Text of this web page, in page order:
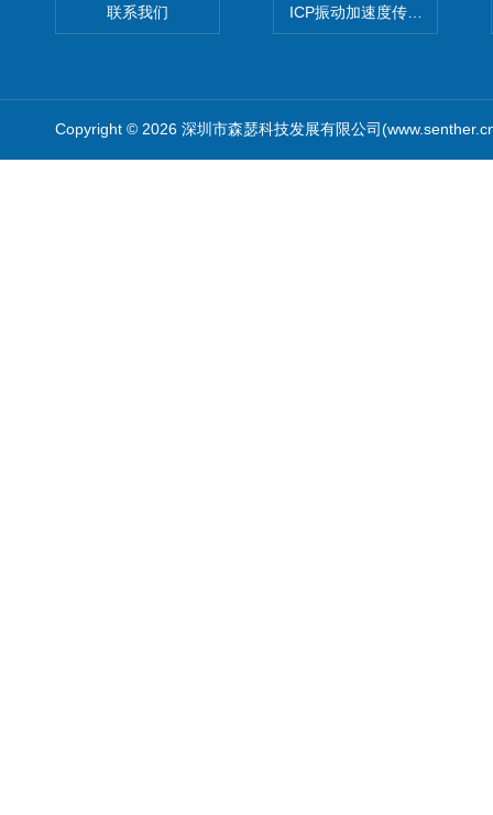
联系我们 ICP振动加速度传感器
Copyright © 2026 深圳市森瑟科技发展有限公司